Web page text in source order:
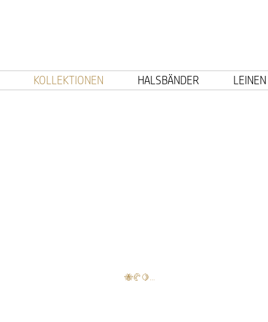
KOLLEKTIONEN HALSBÄNDER LEINEN
🐝🥐🍋...